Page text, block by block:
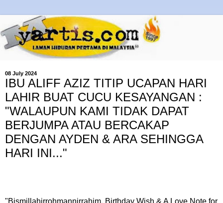
08 July 2024
IBU ALIFF AZIZ TITIP UCAPAN HARI
LAHIR BUAT CUCU KESAYANGAN :
"WALAUPUN KAMI TIDAK DAPAT
BERJUMPA ATAU BERCAKAP
DENGAN AYDEN & ARA SEHINGGA
HARI INI..."